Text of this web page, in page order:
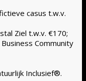
casus t.w.v.
Ziel t.w.v. €170;
Community
Inclusief®.